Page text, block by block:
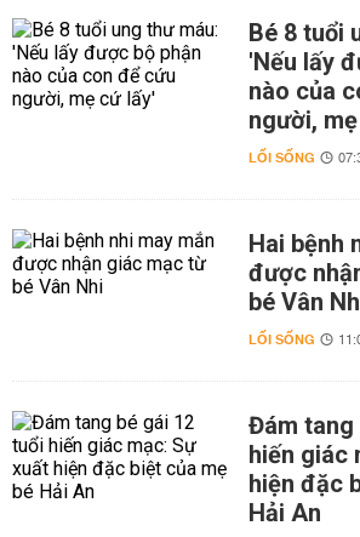
Bé 8 tuổi
'Nếu lấy
nào của
người,
LỐI SỐNG
Hai bệnh
được
bé Vân
LỐI SỐNG
Đám tang
hiến giác
hiện đặc
Hải An